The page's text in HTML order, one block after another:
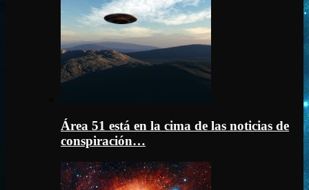
Área 51 está en la cima de las noticias de
conspiración…